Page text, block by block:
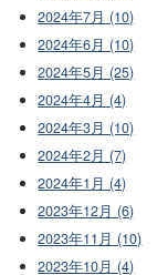
2024年7月 (10)
2024年6月 (10)
2024年5月 (25)
2024年4月 (4)
2024年3月 (10)
2024年2月 (7)
2024年1月 (4)
2023年12月 (6)
2023年11月 (10)
2023年10月 (4)